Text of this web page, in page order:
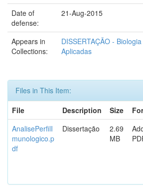
Date of
defense:
21-Aug-2015
Appears in
Collections:
DISSERTAÇÃO -
Aplicadas
Files in This Item:
File
Description Size
AnalisePerfilI
munologico.p
df
Dissertação
2.69
MB